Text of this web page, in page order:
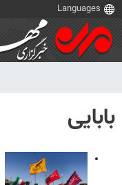
بابایی